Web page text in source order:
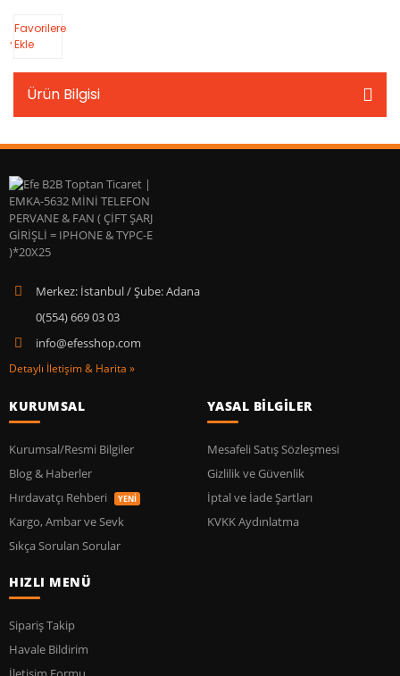
Favorilere
Ekle
Ürün Bilgisi
Merkez: İstanbul / Şube: Adana
0(554) 669 03 03
info@efesshop.com
Detaylı İletişim & Harita »
KURUMSAL
Kurumsal/Resmi Bilgiler
Blog & Haberler
Hırdavatçı Rehberi
YENİ
Kargo, Ambar ve Sevk
Sıkça Sorulan Sorular
YASAL BİLGİLER
Mesafeli Satış Sözleşmesi
Gizlilik ve Güvenlik
İptal ve İade Şartları
KVKK Aydınlatma
HIZLI MENÜ
Sipariş Takip
Havale Bildirim